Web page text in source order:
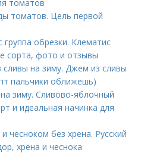
томатов
томатов. Цель первой
обрезки. Клематис
сорта, фото и отзывы
на зиму. Джем из сливы
пальчики оближешь)
зиму. Сливово-яблочный
и идеальная начинка для
чесноком без хрена. Русский
хрена и чеснока